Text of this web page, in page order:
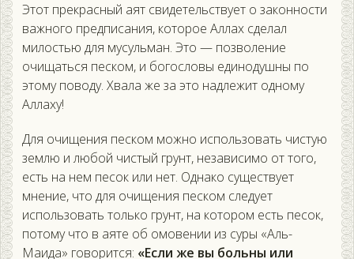
Этот прекрасный аят свидетельствует о законности
важного предписания, которое Аллах сделал
милостью для мусульман. Это — позволение
очищаться песком, и богословы единодушны по
этому поводу. Хвала же за это надлежит одному
Аллаху!
Для очищения песком можно использовать чистую
землю и любой чистый грунт, независимо от того,
есть на нем песок или нет. Однако существует
мнение, что для очищения песком следует
использовать только грунт, на котором есть песок,
потому что в аяте об омовении из суры «Аль-
Маида» говорится: «Если же вы больны или